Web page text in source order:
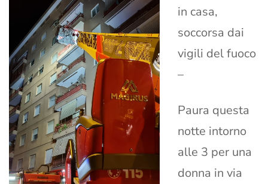
in casa,
soccorsa dai
vigili del fuoco
–
Paura questa
notte intorno
alle 3 per una
donna in via